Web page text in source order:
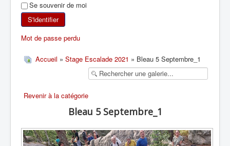
SKI DE RANDONNÉE
RANDONNÉE SPORTIVE
Se souvenir de moi
S'identifier
Mot de passe perdu
Accueil » Stage Escalade 2021 » Bleau 5 Septembre_1
Revenir à la catégorie
Bleau 5 Septembre_1